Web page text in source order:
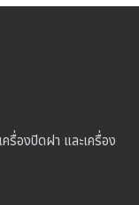
รื่องปิดฝา และเครื่อง